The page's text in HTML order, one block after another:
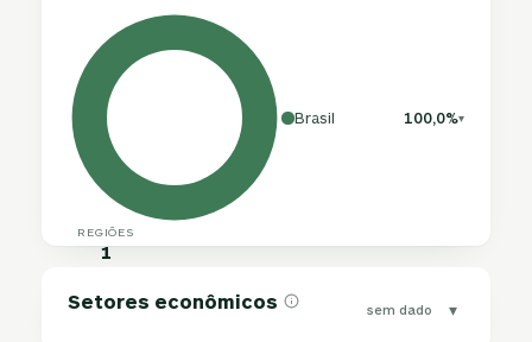
REGIÕES
1
Brasil 100,0%▾
Setores econômicos sem dado ▾